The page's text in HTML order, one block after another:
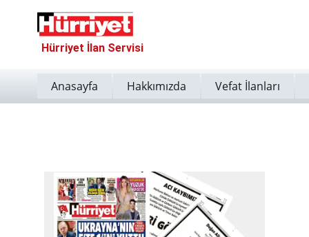
Hürriyet İlan Servisi
Anasayfa Hakkımızda Vefat İlanları